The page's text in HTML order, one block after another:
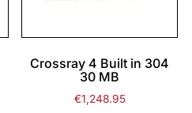
Crossray 4 Built in 304
30 MB
€1,248.95